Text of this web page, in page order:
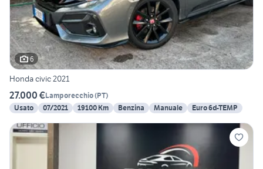
6
Honda civic 2021
27.000 €Lamporecchio(PT)
Usato
07/2021 19100 Km Benzina Manuale Euro 6d-TEMP